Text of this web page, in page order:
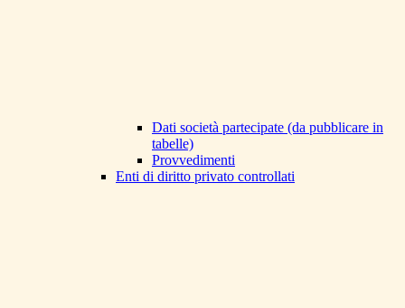
Dati società partecipate (da pubblicare in
tabelle)
Provvedimenti
Enti di diritto privato controllati